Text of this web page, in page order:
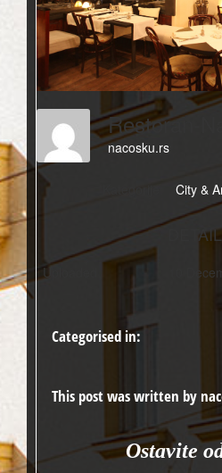
nacosku.rs
City &
Uploaded 10
Categorised in:
This post was written by
Ostavite